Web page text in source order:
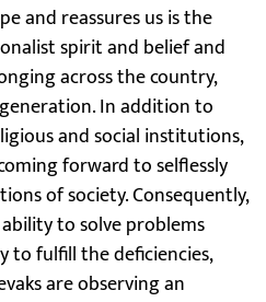
and reassures us is the
spirit and belief and
across the country,
In addition to
and social institutions,
forward to selflessly
of society. Consequently,
to solve problems
to fulfill the deficiencies,
are observing an